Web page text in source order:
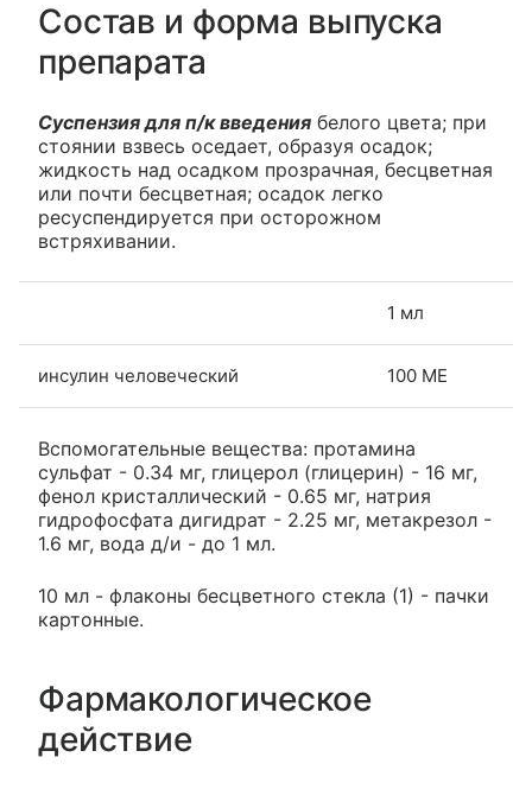
Состав и форма выпуска
препарата
Суспензия для п/к введения белого цвета; при
стоянии взвесь оседает, образуя осадок;
жидкость над осадком прозрачная, бесцветная
или почти бесцветная; осадок легко
ресуспендируется при осторожном
встряхивании.
1 мл
инсулин человеческий 100 МЕ
Вспомогательные вещества: протамина
сульфат - 0.34 мг, глицерол (глицерин) - 16 мг,
фенол кристаллический - 0.65 мг, натрия
гидрофосфата дигидрат - 2.25 мг, метакрезол -
1.6 мг, вода д/и - до 1 мл.
10 мл - флаконы бесцветного стекла (1) - пачки
картонные.
Фармакологическое
действие